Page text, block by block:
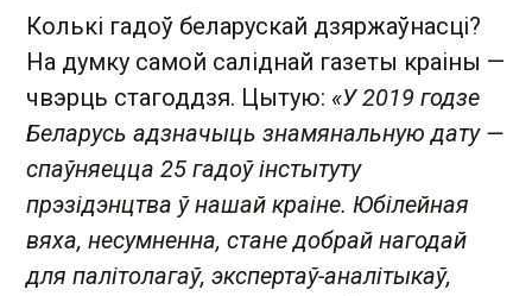
Колькі гадоў беларускай дзяржаўнасці?
На думку самой саліднай газеты краіны —
чвэрць стагоддзя. Цытую: «У 2019 годзе
Беларусь адзначыць знамянальную дату —
спаўняецца 25 гадоў інстытуту
прэзідэнцтва ў нашай краіне. Юбілейная
вяха, несумненна, стане добрай нагодай
для палітолагаў, экспертаў-аналітыкаў,